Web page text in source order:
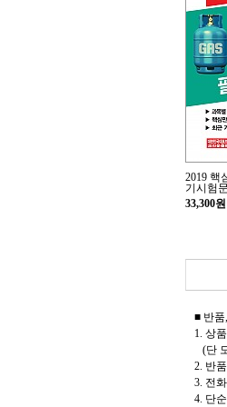
2019 핵
기시험
33,300원
■ 반
1. 상
(단
2. 반
3. 전
4. 단